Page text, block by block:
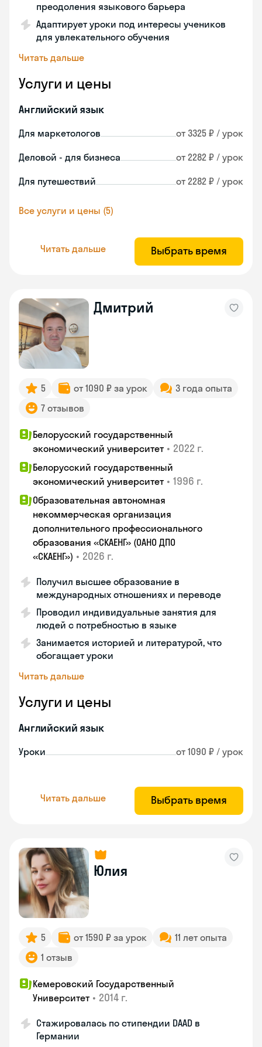
преодоления языкового барьера
Адаптирует уроки под интересы учеников
для увлекательного обучения
Читать дальше
Услуги и цены
Английский язык
Для маркетологов от 3325 ₽ / урок
Деловой - для бизнеса от 2282 ₽ / урок
Для путешествий от 2282 ₽ / урок
Все услуги и цены (5)
Читать дальше Выбрать время
Дмитрий
5 от 1090 ₽ за урок
3 года опыта
7 отзывов
Белорусский государственный
экономический университет • 2022 г.
Белорусский государственный
экономический университет • 1996 г.
Образовательная автономная
некоммерческая организация
дополнительного профессионального
образования «СКАЕНГ» (ОАНО ДПО
«СКАЕНГ») • 2026 г.
Получил высшее образование в
международных отношениях и переводе
Проводил индивидуальные занятия для
людей с потребностью в языке
Занимается историей и литературой, что
обогащает уроки
Читать дальше
Услуги и цены
Английский язык
Уроки от 1090 ₽ / урок
Читать дальше Выбрать время
Юлия
5 от 1590 ₽ за урок
11 лет опыта
1 отзыв
Кемеровский Государственный
Университет • 2014 г.
Стажировалась по стипендии DAAD в
Германии